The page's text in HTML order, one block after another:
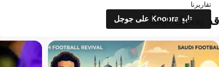
تقاريرنا
تابع Kooora على جوجل
قد يعجبك أيضاً